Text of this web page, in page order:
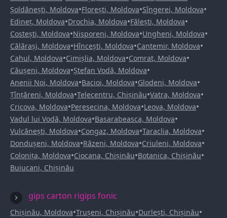
Șoldănești, Moldova•Florești, Moldova•Sîngerei, Moldova•
Edineț, Moldova•Drochia, Moldova•Fălești, Moldova•
Costești, Moldova•Nisporeni, Moldova•Ungheni, Moldova•
Călărași, Moldova•Hîncești, Moldova•Cantemir, Moldova•
Cahul, Moldova•Cimișlia, Moldova•Comrat, Moldova•
Căușeni, Moldova•Ștefan Vodă, Moldova•
Anenii Noi, Moldova•Bacioi, Moldova•Glodeni, Moldova•
Țînțăreni, Moldova•Telecentru, Chișinău•Vatra, Moldova•
Cricova, Moldova•Peresecina, Moldova•Leova, Moldova•
Vadul lui Vodă, Moldova•Basarabeasca, Moldova•
Vulcănești, Moldova•Congaz, Moldova•Taraclia, Moldova•
Dondușeni, Moldova•Răzeni, Moldova•Criuleni, Moldova•
Colonița, Moldova•Ciocana, Chișinău•Botanica, Chișinău•
Buiucani, Chișinău
gips carton rigips fonic
Chișinău, Moldova•Trușeni, Chișinău•Durlești, Chișinău•